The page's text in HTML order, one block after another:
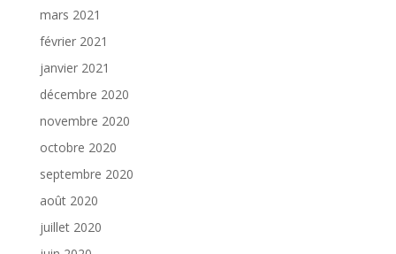
mars 2021
février 2021
janvier 2021
décembre 2020
novembre 2020
octobre 2020
septembre 2020
août 2020
juillet 2020